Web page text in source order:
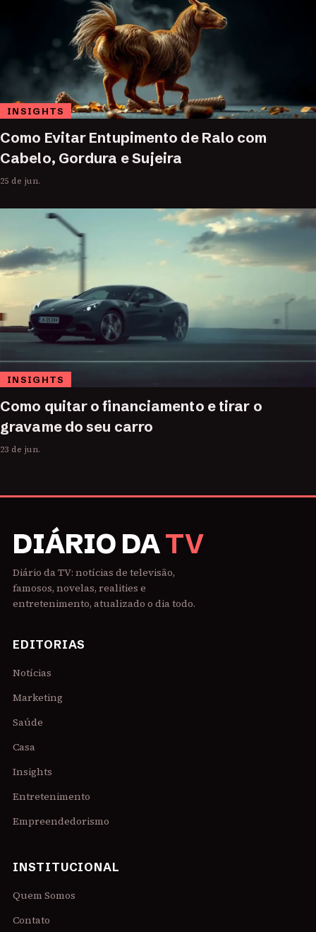
INSIGHTS
Como Evitar Entupimento de Ralo com
Cabelo, Gordura e Sujeira
25 de jun.
INSIGHTS
Como quitar o financiamento e tirar o
gravame do seu carro
23 de jun.
DIÁRIO DATV
Diário da TV: notícias de televisão,
famosos, novelas, realities e
entretenimento, atualizado o dia todo.
EDITORIAS
Notícias
Marketing
Saúde
Casa
Insights
Entretenimento
Empreendedorismo
INSTITUCIONAL
Quem Somos
Contato